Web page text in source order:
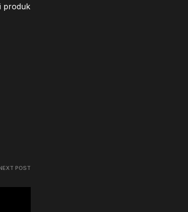
produk
POST